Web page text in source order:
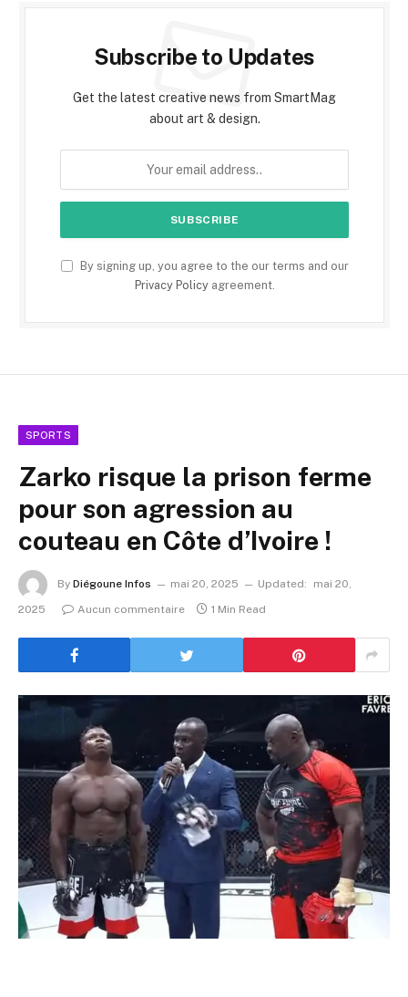
Subscribe to Updates
Get the latest creative news from SmartMag
about art & design.
By signing up, you agree to the our terms and our
Privacy Policyagreement.
SPORTS
Zarko risque la prison ferme
pour son agression au
couteau en Côte d’Ivoire !
By Diégoune Infos mai 20, 2025 Updated:
mai 20,
2025
Aucun commentaire 1 Min Read